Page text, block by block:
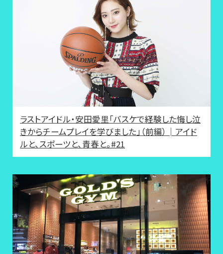
ラストアイドル・安田愛里「バスケで経験した悔し泣
きからチームプレイを学びました」（前編）│アイド
ルと、スポーツと、青春と。#21